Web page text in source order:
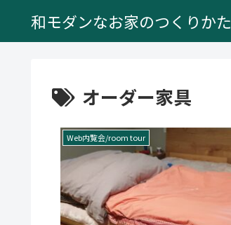
和モダンなお家のつくりかた
オーダー家具
Web内覧会/room tour